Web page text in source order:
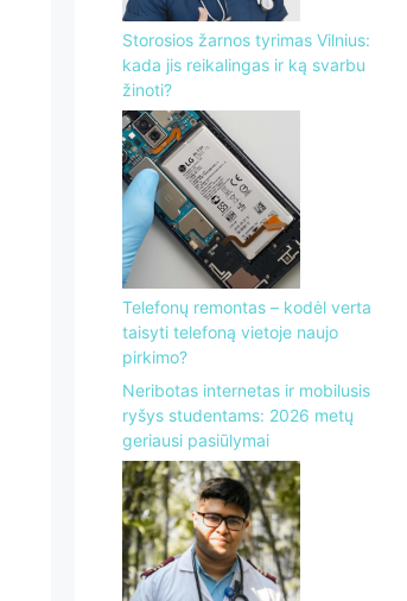
Storosios žarnos tyrimas Vilnius:
kada jis reikalingas ir ką svarbu
žinoti?
Telefonų remontas – kodėl verta
taisyti telefoną vietoje naujo
pirkimo?
Neribotas internetas ir mobilusis
ryšys studentams: 2026 metų
geriausi pasiūlymai